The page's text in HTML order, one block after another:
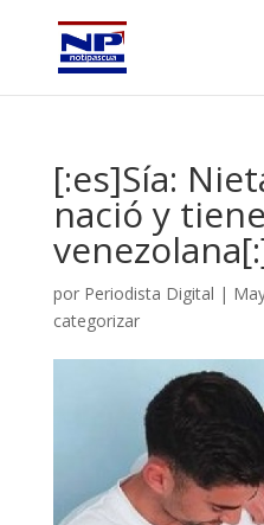
[:es]Sía:
nació y
por Periodista Digital |
categorizar